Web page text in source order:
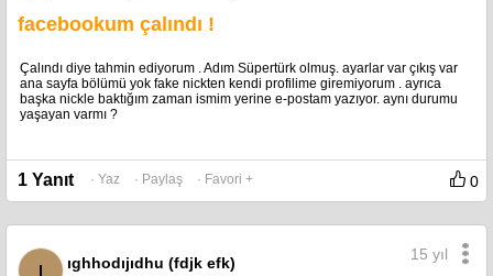
facebookum çalındı !
Çalındı diye tahmin ediyorum . Adım Süpertürk olmuş. ayarlar var çıkış var
ana sayfa bölümü yok fake nickten kendi profilime giremiyorum . ayrıca
başka nickle baktığım zaman ismim yerine e-postam yazıyor. aynı durumu
yaşayan varmı ?
1 Yanıt · Yaz · Paylaş · Favori + 0
ı
ıghhodıjıdhu (fdjk efk)
15 yıl